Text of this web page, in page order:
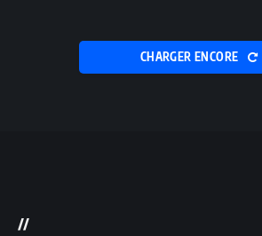
CHARGER ENCORE
//